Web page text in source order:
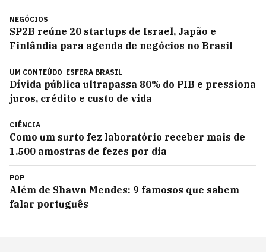
NEGÓCIOS
SP2B reúne 20 startups de Israel, Japão e
Finlândia para agenda de negócios no Brasil
UM CONTEÚDO ESFERA BRASIL
Dívida pública ultrapassa 80% do PIB e pressiona
juros, crédito e custo de vida
CIÊNCIA
Como um surto fez laboratório receber mais de
1.500 amostras de fezes por dia
POP
Além de Shawn Mendes: 9 famosos que sabem
falar português